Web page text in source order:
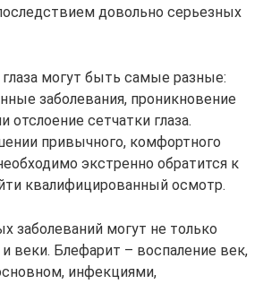
довольно серьезных
могут быть самые разные:
заболевания, проникновение
отслоение сетчатки глаза.
привычного, комфортного
экстренно обратится к
квалифицированный осмотр.
заболеваний могут не только
и веки. Блефарит – воспаление век,
инфекциями,